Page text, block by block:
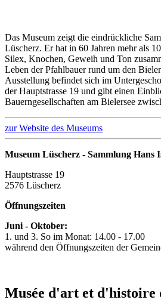
Das Museum zeigt die eindrückliche
Lüscherz. Er hat in 60 Jahren mehr als
Silex, Knochen, Geweih und Ton
Leben der Pfahlbauer rund um den
Ausstellung befindet sich im
der Hauptstrasse 19 und gibt einen
Bauerngesellschaften am Bielersee
zur Website des Museums
Museum Lüscherz - Sammlung Hans
Hauptstrasse 19
2576 Lüscherz
Öffnungszeiten
Juni - Oktober:
1. und 3. So im Monat: 14.00 - 17.00
während den Öffnungszeiten der
Musée d'art et d'histoire